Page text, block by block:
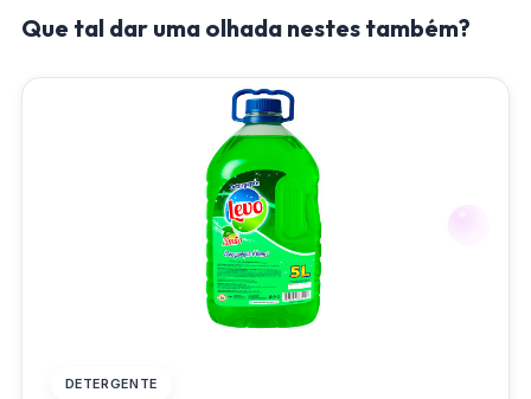
Que tal dar uma olhada nestes também?
DETERGENTE